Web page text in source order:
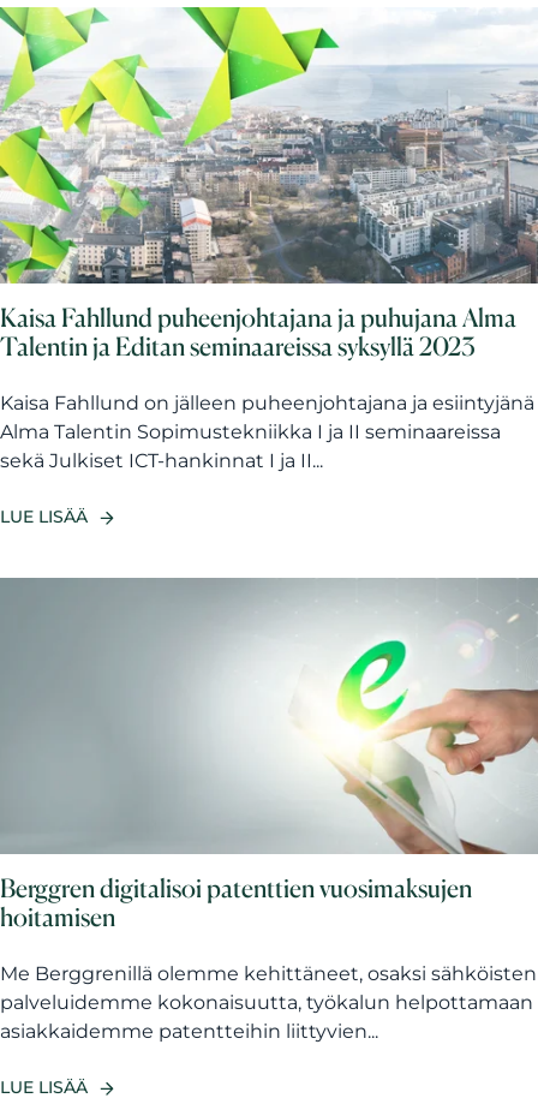
Kaisa Fahllund puheenjohtajana ja puhujana Alma
Talentin ja Editan seminaareissa syksyllä 2023
Kaisa Fahllund on jälleen puheenjohtajana ja esiintyjänä
Alma Talentin Sopimustekniikka I ja II seminaareissa
sekä Julkiset ICT-hankinnat I ja II...
LUE LISÄÄ
Berggren digitalisoi patenttien vuosimaksujen
hoitamisen
Me Berggrenillä olemme kehittäneet, osaksi sähköisten
palveluidemme kokonaisuutta, työkalun helpottamaan
asiakkaidemme patentteihin liittyvien...
LUE LISÄÄ